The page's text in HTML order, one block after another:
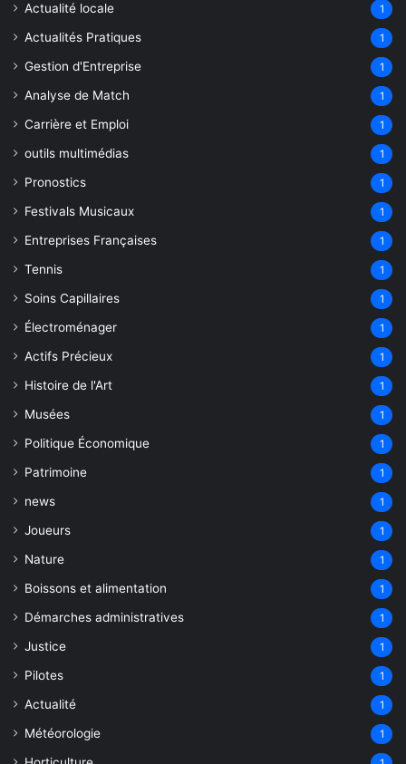
Actualité locale 1
Actualités Pratiques 1
Gestion d'Entreprise 1
Analyse de Match 1
Carrière et Emploi 1
outils multimédias 1
Pronostics 1
Festivals Musicaux 1
Entreprises Françaises 1
Tennis 1
Soins Capillaires 1
Électroménager 1
Actifs Précieux 1
Histoire de l'Art 1
Musées 1
Politique Économique 1
Patrimoine 1
news 1
Joueurs 1
Nature 1
Boissons et alimentation 1
Démarches administratives 1
Justice 1
Pilotes 1
Actualité 1
Météorologie 1